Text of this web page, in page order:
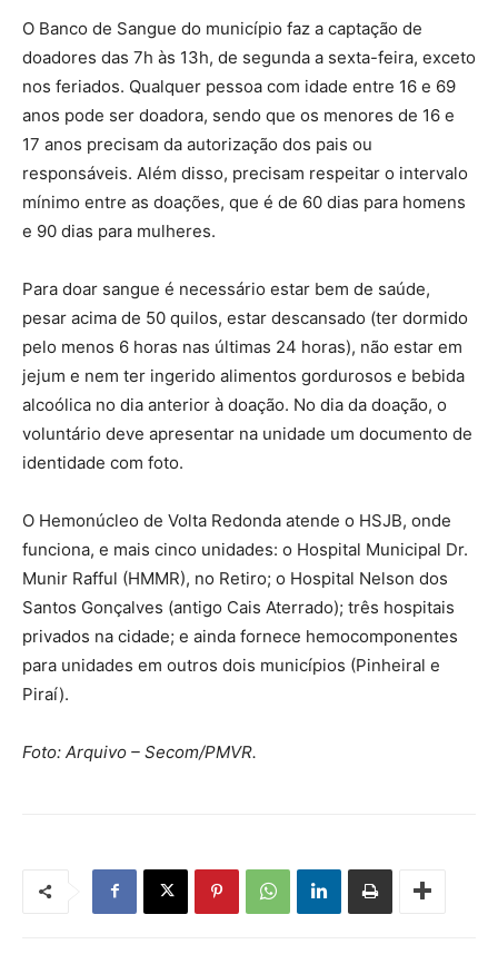
O Banco de Sangue do município faz a captação de
doadores das 7h às 13h, de segunda a sexta-feira, exceto
nos feriados. Qualquer pessoa com idade entre 16 e 69
anos pode ser doadora, sendo que os menores de 16 e
17 anos precisam da autorização dos pais ou
responsáveis. Além disso, precisam respeitar o intervalo
mínimo entre as doações, que é de 60 dias para homens
e 90 dias para mulheres.
Para doar sangue é necessário estar bem de saúde,
pesar acima de 50 quilos, estar descansado (ter dormido
pelo menos 6 horas nas últimas 24 horas), não estar em
jejum e nem ter ingerido alimentos gordurosos e bebida
alcoólica no dia anterior à doação. No dia da doação, o
voluntário deve apresentar na unidade um documento de
identidade com foto.
O Hemonúcleo de Volta Redonda atende o HSJB, onde
funciona, e mais cinco unidades: o Hospital Municipal Dr.
Munir Rafful (HMMR), no Retiro; o Hospital Nelson dos
Santos Gonçalves (antigo Cais Aterrado); três hospitais
privados na cidade; e ainda fornece hemocomponentes
para unidades em outros dois municípios (Pinheiral e
Piraí).
Foto: Arquivo – Secom/PMVR.